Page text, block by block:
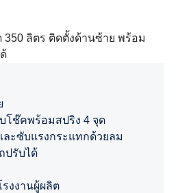
ลิตร ติดตั้งด้านซ้าย พร้อม
โช๊คพร้อมสปริง 4 จุด
ะซับแรงกระแทกด้วยลม
ปรับได้
งงานผู้ผลิต